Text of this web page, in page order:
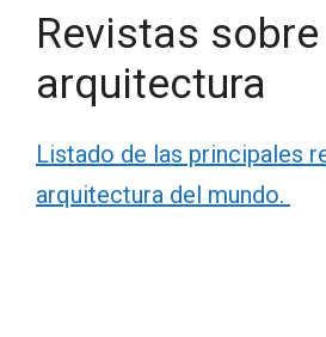
Revistas sobre
arquitectura
Listado de las principales
arquitectura del mundo.